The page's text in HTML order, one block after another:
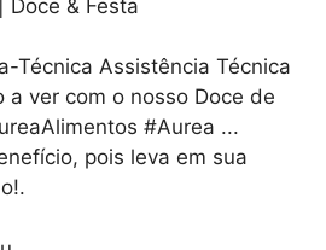
Técnica Assistência Técnica
ver com o nosso Doce de
#Aurea ...
pois leva em sua